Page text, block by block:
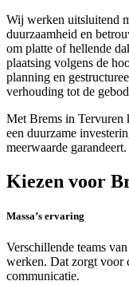
Wij werken uitsluitend
duurzaamheid en
om platte of hellende
plaatsing volgens de
planning en
verhouding tot de
Met Brems in Tervuren
een duurzame
meerwaarde garandeert.
Kiezen voor
Massa’s ervaring
Verschillende teams
werken. Dat zorgt voor
communicatie.